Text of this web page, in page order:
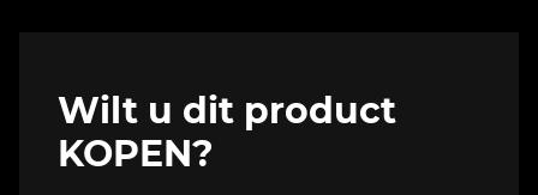
Wilt u dit product
KOPEN?